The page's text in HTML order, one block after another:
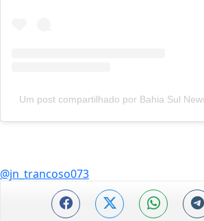
Um post compartilhado por Bahia Sul
@jn_trancoso073